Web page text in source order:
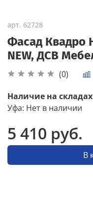
арт. 62728
Фасад Квадро
NEW, ДСВ
(0)
Наличие на
Уфа: Нет в наличии
5 410 руб.
В